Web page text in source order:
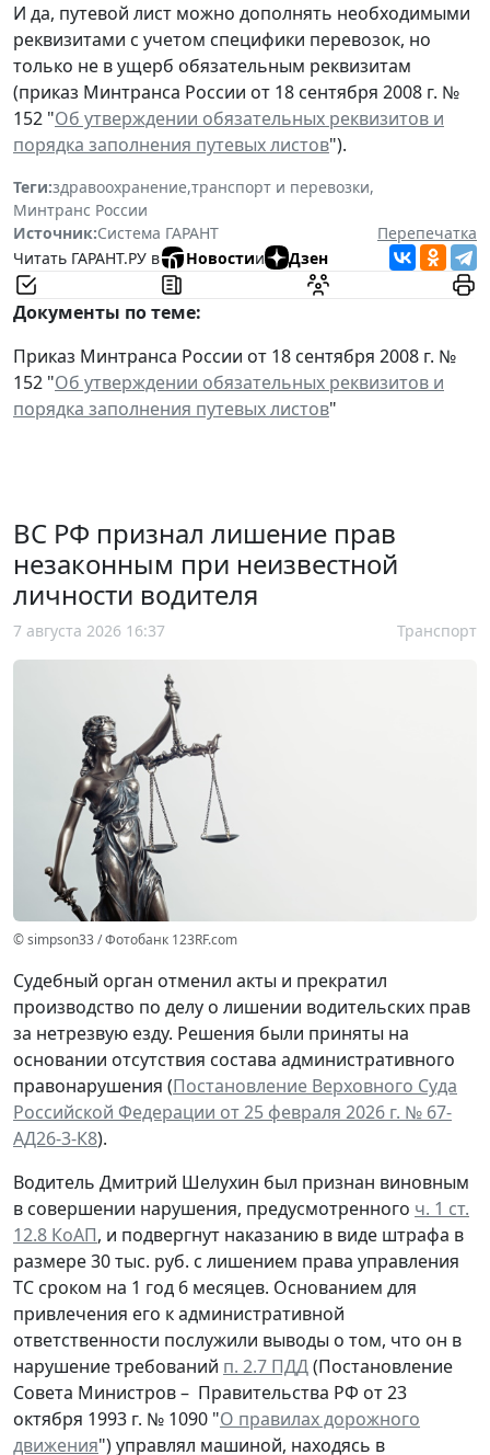
И да, путевой лист можно дополнять необходимыми
реквизитами с учетом специфики перевозок, но
только не в ущерб обязательным реквизитам
(приказ Минтранса России от 18 сентября 2008 г. №
152 "Об утверждении обязательных реквизитов и
порядка заполнения путевых листов").
Теги:здравоохранение,транспорт и перевозки,
Минтранс России
Источник:Система ГАРАНТ
Перепечатка
Читать ГАРАНТ.РУ в
Новостии Дзен
Документы по теме:
Приказ Минтранса России от 18 сентября 2008 г. №
152 "Об утверждении обязательных реквизитов и
порядка заполнения путевых листов"
ВС РФ признал лишение прав
незаконным при неизвестной
личности водителя
7 августа 2026 16:37 Транспорт
© simpson33 / Фотобанк 123RF.com
Судебный орган отменил акты и прекратил
производство по делу о лишении водительских прав
за нетрезвую езду. Решения были приняты на
основании отсутствия состава административного
правонарушения (Постановление Верховного Суда
Российской Федерации от 25 февраля 2026 г. № 67-
АД26-3-К8).
Водитель Дмитрий Шелухин был признан виновным
в совершении нарушения, предусмотренного ч. 1 ст.
12.8 КоАП, и подвергнут наказанию в виде штрафа в
размере 30 тыс. руб. с лишением права управления
ТС сроком на 1 год 6 месяцев. Основанием для
привлечения его к административной
ответственности послужили выводы о том, что он в
нарушение требований п. 2.7 ПДД(Постановление
Совета Министров – Правительства РФ от 23
октября 1993 г. № 1090 "О правилах дорожного
движения") управлял машиной, находясь в